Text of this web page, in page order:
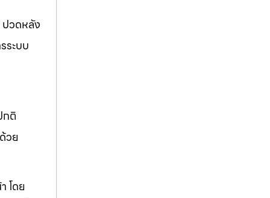
ปวดหลัง
ระบบ
กติ
วย
โดย